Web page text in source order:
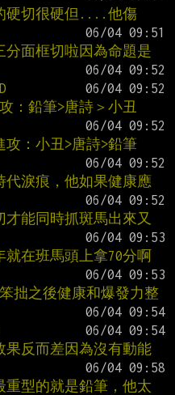
硬切很硬但....他傷
面框切啦因為命題是
：鉛筆>唐詩＞小丑
：小丑>唐詩>鉛筆
淚痕，他如果健康應
能同時抓斑馬出來又
在班馬頭上拿70分啊
拙之後健康和爆發力整
反而差因為沒有動能
型的就是鉛筆，他太